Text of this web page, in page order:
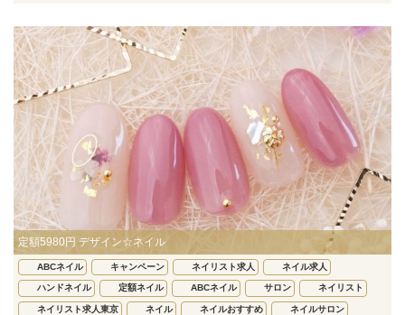
定額5980円 デザイン☆ネイル
ABCネイル キャンペーン ネイリスト求人 ネイル求人
ハンドネイル 定額ネイル ABCネイル サロン ネイリスト
ネイリスト求人東京 ネイル ネイルおすすめ ネイルサロン